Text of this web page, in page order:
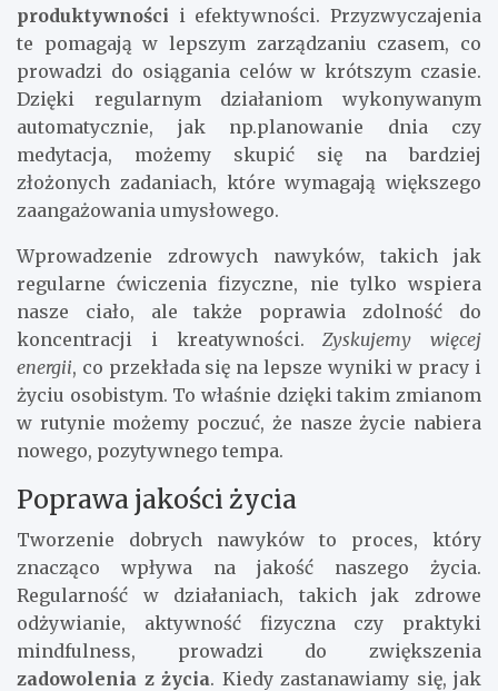
produktywności i efektywności. Przyzwyczajenia
te pomagają w lepszym zarządzaniu czasem, co
prowadzi do osiągania celów w krótszym czasie.
Dzięki regularnym działaniom wykonywanym
automatycznie, jak np.planowanie dnia czy
medytacja, możemy skupić się na bardziej
złożonych zadaniach, które wymagają większego
zaangażowania umysłowego.
Wprowadzenie zdrowych nawyków, takich jak
regularne ćwiczenia fizyczne, nie tylko wspiera
nasze ciało, ale także poprawia zdolność do
koncentracji i kreatywności.Zyskujemy więcej
energii, co przekłada się na lepsze wyniki w pracy i
życiu osobistym. To właśnie dzięki takim zmianom
w rutynie możemy poczuć, że nasze życie nabiera
nowego, pozytywnego tempa.
Poprawa jakości życia
Tworzenie dobrych nawyków to proces, który
znacząco wpływa na jakość naszego życia.
Regularność w działaniach, takich jak zdrowe
odżywianie, aktywność fizyczna czy praktyki
mindfulness, prowadzi do zwiększenia
zadowolenia z życia. Kiedy zastanawiamy się, jak